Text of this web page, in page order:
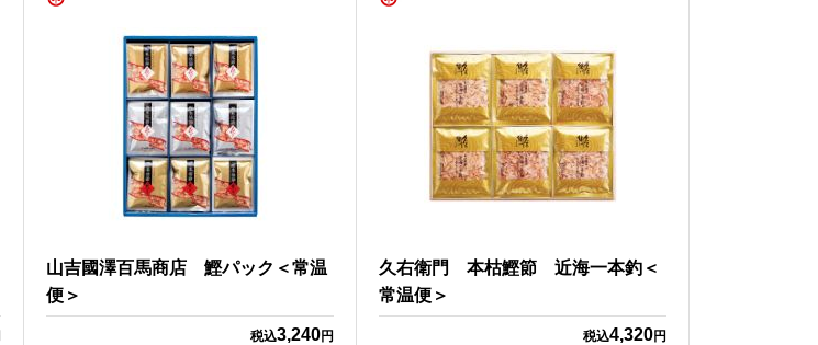
山吉國澤百馬商店 鰹パック＜常温
便＞
税込3,240円
久右衛門 本枯鰹節 近海一本釣＜
常温便＞
税込4,320円